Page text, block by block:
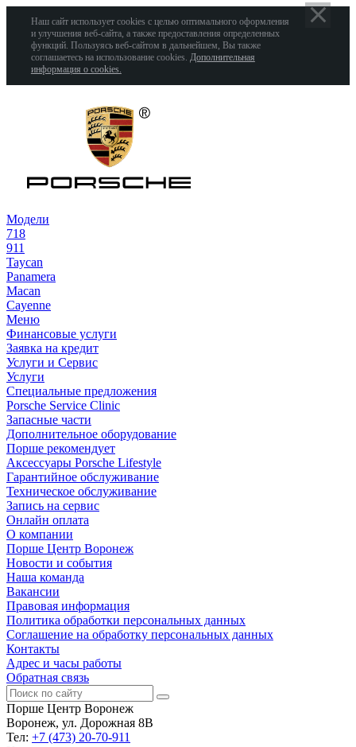
Наш сайт использует cookies с целью оптимального оформления
и улучшения веб-сайта, а также предоставления определенных
функций. Пользуясь веб-сайтом в дальнейшем, Вы также
соглашаетесь на использование cookies. Дополнительная
информация о cookies.
Модели
718
911
Taycan
Panamera
Macan
Cayenne
Меню
Финансовые услуги
Заявка на кредит
Услуги и Сервис
Услуги
Специальные предложения
Porsche Service Clinic
Запасные части
Дополнительное оборудование
Порше рекомендует
Аксессуары Porsche Lifestyle
Гарантийное обслуживание
Техническое обслуживание
Запись на сервис
Онлайн оплата
О компании
Порше Центр Воронеж
Новости и события
Наша команда
Вакансии
Правовая информация
Политика обработки персональных данных
Соглашение на обработку персональных данных
Контакты
Адрес и часы работы
Обратная связь
Порше Центр Воронеж
Воронеж, ул. Дорожная 8В
Тел: +7 (473) 20-70-911